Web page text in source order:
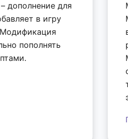
дополнение для
в игру
пополнять